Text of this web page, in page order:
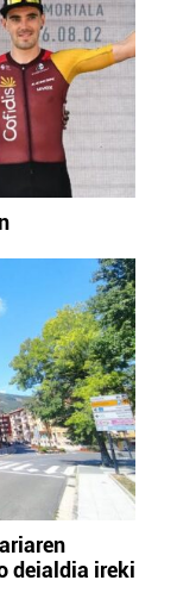
deialdia ireki